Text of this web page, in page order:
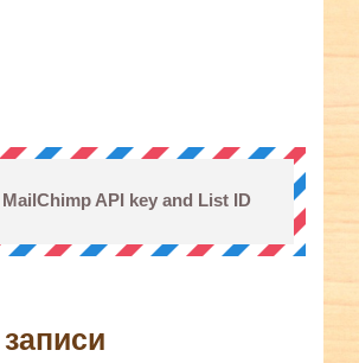
API key and List ID